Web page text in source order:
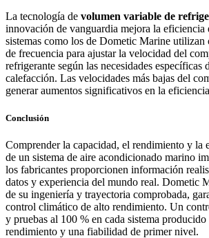
La tecnología de volumen variable de
innovación de vanguardia mejora la eficiencia
sistemas como los de Dometic Marine utilizan
de frecuencia para ajustar la velocidad del
refrigerante según las necesidades específicas
calefacción. Las velocidades más bajas del
generar aumentos significativos en la
Conclusión
Comprender la capacidad, el rendimiento y la
de un sistema de aire acondicionado marino
los fabricantes proporcionen información
datos y experiencia del mundo real. Dometic
de su ingeniería y trayectoria comprobada,
control climático de alto rendimiento. Un
y pruebas al 100 % en cada sistema producido
rendimiento y una fiabilidad de primer nivel.